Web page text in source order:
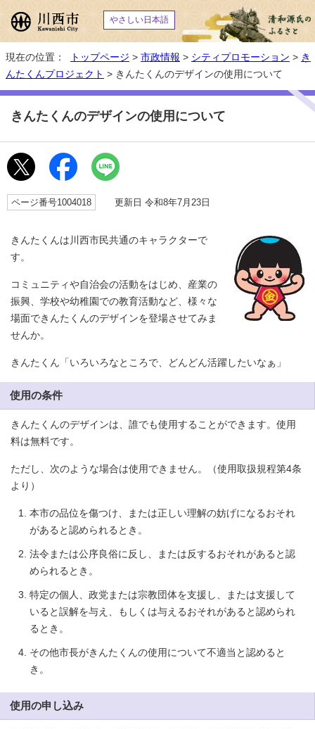
やさしい日本語
現在の位置： トップページ > 市政情報 > シティプロモーション > き
んたくんプロジェクト > きんたくんのデザインの使用について
きんたくんのデザインの使用について
ページ番号1004018 更新日 令和8年7月23日
きんたくんは川西市民共通のキャラクターで
す。
コミュニティや自治会の活動をはじめ、産業の
振興、学校や幼稚園での教育活動など、様々な
場面できんたくんのデザインを登場させてみま
せんか。
きんたくん「いろいろなところで、どんどん活躍したいなぁ」
使用の条件
きんたくんのデザインは、誰でも使用することができます。使用
料は無料です。
ただし、次のような場合は使用できません。（使用取扱規程第4条
より）
本市の品位を傷つけ、または正しい理解の妨げになるおそれ
があると認められるとき。
法令または公序良俗に反し、または反するおそれがあると認
められるとき。
特定の個人、政党または宗教団体を支援し、または支援して
いると誤解を与え、もしくは与えるおそれがあると認められ
るとき。
その他市長がきんたくんの使用について不適当と認めると
き。
使用の申し込み